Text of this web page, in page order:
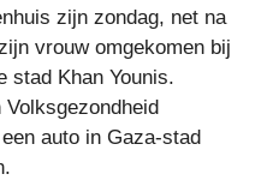
zijn zondag, net na
vrouw omgekomen bij
stad Khan Younis.
auto in Gaza-stad